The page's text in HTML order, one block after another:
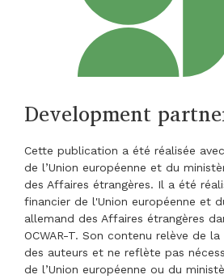
Development
Cette publication a été réalisée
de l’Union européenne et du
des Affaires étrangères. Il a été
financier de l'Union européenne et
allemand des Affaires étrangères
OCWAR-T. Son contenu relève de
des auteurs et ne reflète pas
de l’Union européenne ou du